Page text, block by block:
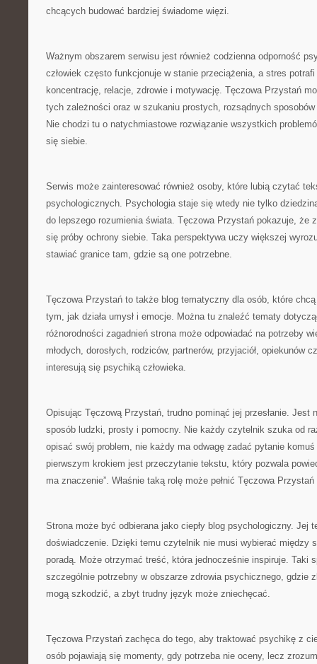
chcących budować bardziej świadome więzi.
Ważnym obszarem serwisu jest również codzienna odporność
człowiek często funkcjonuje w stanie przeciążenia, a stres potrafi
koncentrację, relacje, zdrowie i motywację. Tęczowa Przystań
tych zależności oraz w szukaniu prostych, rozsądnych
Nie chodzi tu o natychmiastowe rozwiązanie wszystkich
się siebie.
Serwis może zainteresować również osoby, które lubią czytać
psychologicznych. Psychologia staje się wtedy nie tylko
do lepszego rozumienia świata. Tęczowa Przystań pokazuje, że
się próby ochrony siebie. Taka perspektywa uczy większej
stawiać granice tam, gdzie są one potrzebne.
Tęczowa Przystań to także blog tematyczny dla osób, które
tym, jak działa umysł i emocje. Można tu znaleźć tematy
różnorodności zagadnień strona może odpowiadać na potrzeby
młodych, dorosłych, rodziców, partnerów, przyjaciół, opiekunów
interesują się psychiką człowieka.
Opisując Tęczową Przystań, trudno pominąć jej przesłanie. Jest
sposób ludzki, prosty i pomocny. Nie każdy czytelnik szuka od
opisać swój problem, nie każdy ma odwagę zadać pytanie
pierwszym krokiem jest przeczytanie tekstu, który pozwala
ma znaczenie”. Właśnie taką rolę może pełnić Tęczowa
Strona może być odbierana jako ciepły blog psychologiczny. Jej
doświadczenie. Dzięki temu czytelnik nie musi wybierać między
poradą. Może otrzymać treść, która jednocześnie inspiruje. Taki
szczególnie potrzebny w obszarze zdrowia psychicznego, gdzie
mogą szkodzić, a zbyt trudny język może zniechęcać.
Tęczowa Przystań zachęca do tego, aby traktować psychikę z
osób pojawiają się momenty, gdy potrzeba nie oceny, lecz